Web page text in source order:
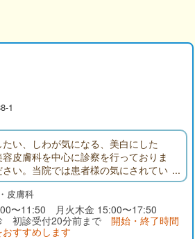
1
たい、しわが気になる、美白にした
皮膚科を中心に診察を行っておりま
い。当院では患者様の気にされてい
る施術などをしっかりと伺います。
治療や施術をわかりやすくご説明さ
た」「キレイになって良かった」と
て参ります。
皮膚科
〜11:50 月火木金 15:00〜17:50
初診受付20分前まで 開始・終了時間
すすめします